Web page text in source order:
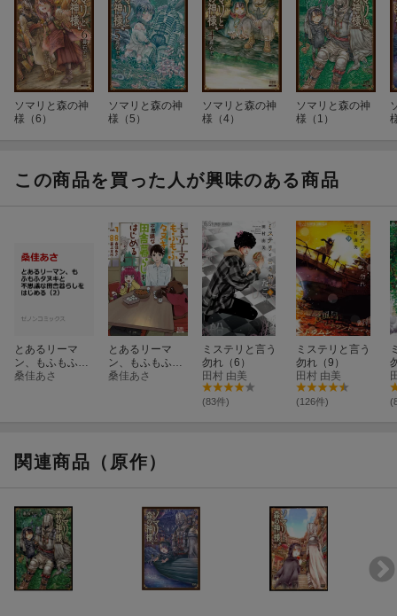
ソマリと森の神
様（6）
ソマリと森の神
様（5）
ソマリと森の神
様（4）
ソマリと森の神
様（1）
この商品を買った人が興味のある商品
とあるリーマ
ン、もふもふタ
ヌキと不思議な
桑佳あさ
とあるリーマ
ン、もふもふタ
ヌキと不思議な
桑佳あさ
ミステリと言う
勿れ（6）
田村 由美
(83件)
ミステリと言う
勿れ（9）
田村 由美
(126件)
関連商品（原作）